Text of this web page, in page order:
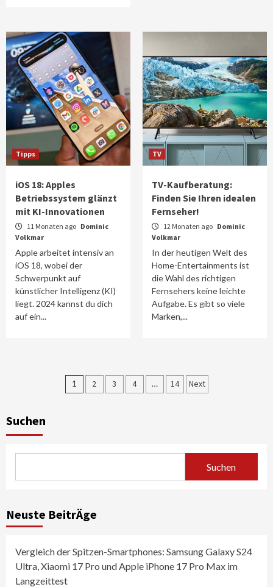
Tipps
iOS 18: Apples
Betriebssystem glänzt
mit KI-Innovationen
11 Monaten ago Dominic
Volkmar
Apple arbeitet intensiv an
iOS 18, wobei der
Schwerpunkt auf
künstlicher Intelligenz (KI)
liegt. 2024 kannst du dich
auf ein...
TV
TV-Kaufberatung:
Finden Sie Ihren idealen
Fernseher!
12 Monaten ago Dominic
Volkmar
In der heutigen Welt des
Home-Entertainments ist
die Wahl des richtigen
Fernsehers keine leichte
Aufgabe. Es gibt so viele
Marken,...
Seitennummerierung
1 2 3 4 … 14 Next
Suchen
Suchen
Neuste BeitrÄge
Vergleich der Spitzen-Smartphones: Samsung Galaxy S24
Ultra, Xiaomi 17 Pro und Apple iPhone 17 Pro Max im
Langzeittest